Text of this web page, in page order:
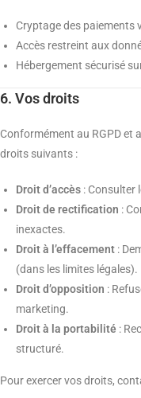
Cryptage des paiements
Accès restreint aux
Hébergement sécurisé
6. Vos droits
Conformément au RGPD et
droits suivants :
Droit d’accès : Consulter
Droit de rectification :
inexactes.
Droit à l’effacement :
(dans les limites légales).
Droit d’opposition :
marketing.
Droit à la portabilité :
structuré.
Pour exercer vos droits,